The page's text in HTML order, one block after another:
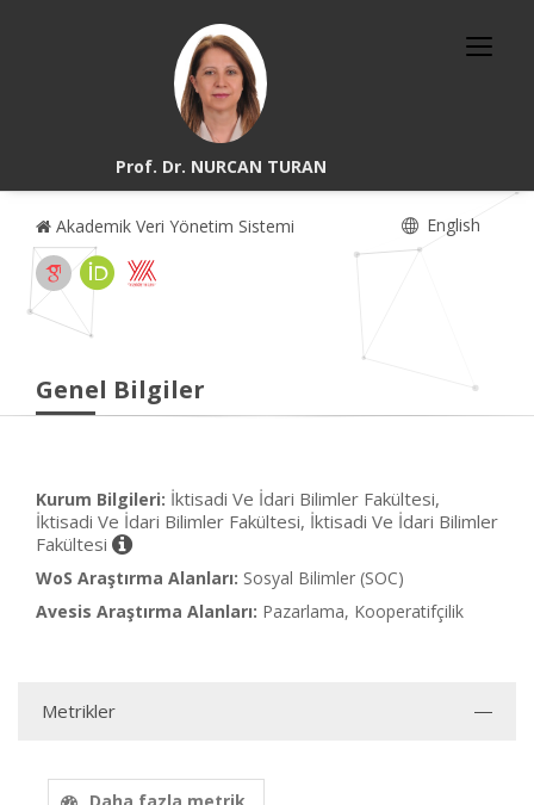
Prof. Dr. NURCAN TURAN
Akademik Veri Yönetim Sistemi English
Genel Bilgiler
Kurum Bilgileri: İktisadi Ve İdari Bilimler Fakültesi,
İktisadi Ve İdari Bilimler Fakültesi, İktisadi Ve İdari Bilimler
Fakültesi
WoS Araştırma Alanları: Sosyal Bilimler (SOC)
Avesis Araştırma Alanları: Pazarlama, Kooperatifçilik
Metrikler